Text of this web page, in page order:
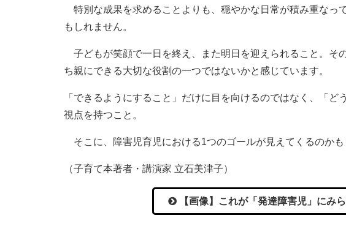
特別な成果を求めることよりも、穏やかな日常が積み重なっ
もしれません。
子どもが笑顔で一日を終え、また明日を迎えられること。そ
ち親にできる大切な役割の一つではないかと感じています。
「できるようにすること」だけに目を向けるのではなく、「ど
視点を持つこと。
そこに、障害児育児における1つのゴールが見えてくるのかも
（子育て本著者・講演家 立石美津子）
【画像】これが「発達障害児」にみ